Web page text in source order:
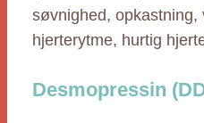
søvnighed,
hjerterytme, hurtig
Desmopressin